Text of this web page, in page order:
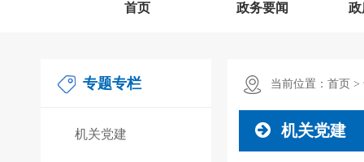
首页 政务要闻 政
专题专栏
机关党建
当前位置： 首页 >
机关党建